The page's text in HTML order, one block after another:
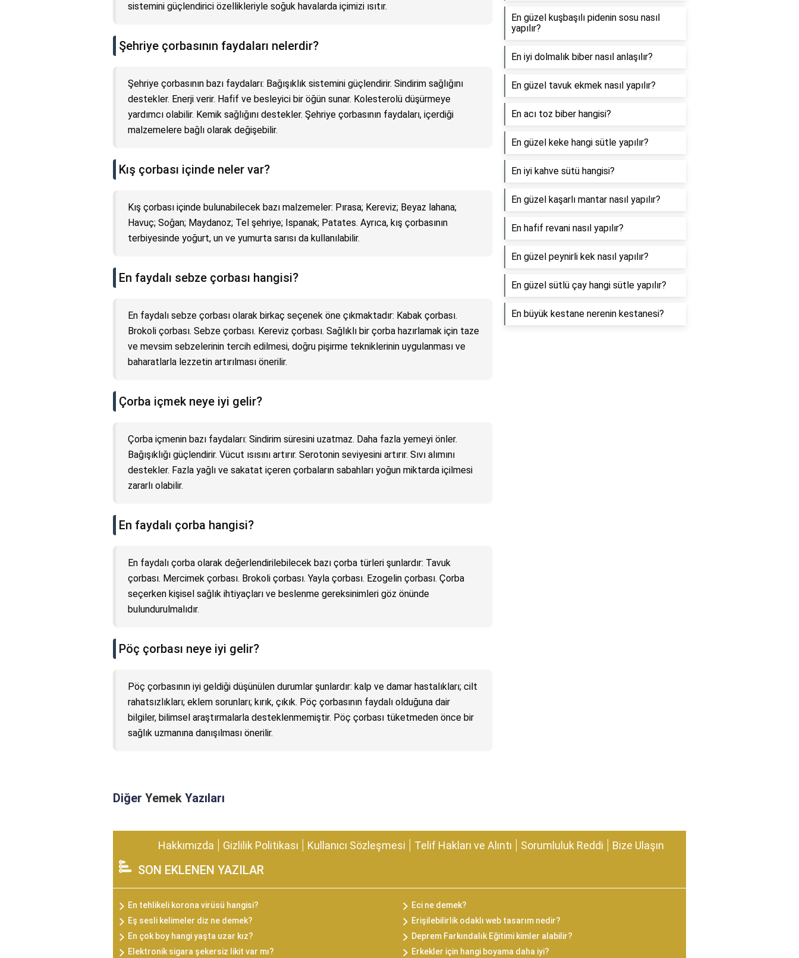
sistemini güçlendirici özellikleriyle soğuk havalarda içimizi ısıtır.
Şehriye çorbasının faydaları nelerdir?
Şehriye çorbasının bazı faydaları: Bağışıklık sistemini güçlendirir. Sindirim sağlığını
destekler. Enerji verir. Hafif ve besleyici bir öğün sunar. Kolesterolü düşürmeye
yardımcı olabilir. Kemik sağlığını destekler. Şehriye çorbasının faydaları, içerdiği
malzemelere bağlı olarak değişebilir.
Kış çorbası içinde neler var?
Kış çorbası içinde bulunabilecek bazı malzemeler: Pırasa; Kereviz; Beyaz lahana;
Havuç; Soğan; Maydanoz; Tel şehriye; Ispanak; Patates. Ayrıca, kış çorbasının
terbiyesinde yoğurt, un ve yumurta sarısı da kullanılabilir.
En faydalı sebze çorbası hangisi?
En faydalı sebze çorbası olarak birkaç seçenek öne çıkmaktadır: Kabak çorbası.
Brokoli çorbası. Sebze çorbası. Kereviz çorbası. Sağlıklı bir çorba hazırlamak için taze
ve mevsim sebzelerinin tercih edilmesi, doğru pişirme tekniklerinin uygulanması ve
baharatlarla lezzetin artırılması önerilir.
Çorba içmek neye iyi gelir?
Çorba içmenin bazı faydaları: Sindirim süresini uzatmaz. Daha fazla yemeyi önler.
Bağışıklığı güçlendirir. Vücut ısısını artırır. Serotonin seviyesini artırır. Sıvı alımını
destekler. Fazla yağlı ve sakatat içeren çorbaların sabahları yoğun miktarda içilmesi
zararlı olabilir.
En faydalı çorba hangisi?
En faydalı çorba olarak değerlendirilebilecek bazı çorba türleri şunlardır: Tavuk
çorbası. Mercimek çorbası. Brokoli çorbası. Yayla çorbası. Ezogelin çorbası. Çorba
seçerken kişisel sağlık ihtiyaçları ve beslenme gereksinimleri göz önünde
bulundurulmalıdır.
Pöç çorbası neye iyi gelir?
Pöç çorbasının iyi geldiği düşünülen durumlar şunlardır: kalp ve damar hastalıkları; cilt
rahatsızlıkları; eklem sorunları; kırık, çıkık. Pöç çorbasının faydalı olduğuna dair
bilgiler, bilimsel araştırmalarla desteklenmemiştir. Pöç çorbası tüketmeden önce bir
sağlık uzmanına danışılması önerilir.
Diğer Yemek Yazıları
En güzel kuşbaşılı pidenin sosu nasıl
yapılır?
En iyi dolmalık biber nasıl anlaşılır?
En güzel tavuk ekmek nasıl yapılır?
En acı toz biber hangisi?
En güzel keke hangi sütle yapılır?
En iyi kahve sütü hangisi?
En güzel kaşarlı mantar nasıl yapılır?
En hafif revani nasıl yapılır?
En güzel peynirli kek nasıl yapılır?
En güzel sütlü çay hangi sütle yapılır?
En büyük kestane nerenin kestanesi?
Hakkımızda Gizlilik Politikası Kullanıcı Sözleşmesi Telif Hakları ve Alıntı Sorumluluk Reddi Bize Ulaşın
SON EKLENEN YAZILAR
En tehlikeli korona virüsü hangisi?
Eci ne demek?
Eş sesli kelimeler diz ne demek?
Erişilebilirlik odaklı web tasarım nedir?
En çok boy hangi yaşta uzar kız?
Deprem Farkındalık Eğitimi kimler alabilir?
Elektronik sigara şekersiz likit var mı?
Erkekler için hangi boyama daha iyi?